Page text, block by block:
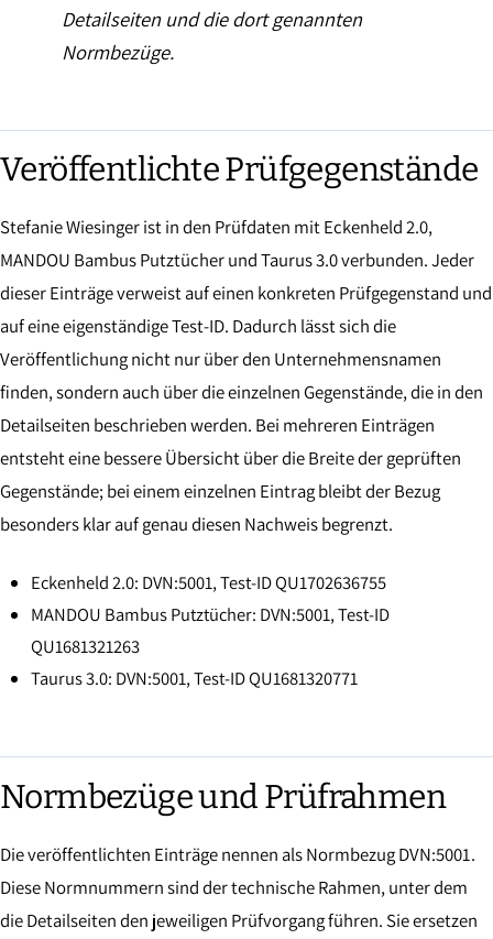
Detailseiten und die dort genannten
Normbezüge.
Veröffentlichte Prüfgegenstände
Stefanie Wiesinger ist in den Prüfdaten mit Eckenheld 2.0,
MANDOU Bambus Putztücher und Taurus 3.0 verbunden. Jeder
dieser Einträge verweist auf einen konkreten Prüfgegenstand und
auf eine eigenständige Test-ID. Dadurch lässt sich die
Veröffentlichung nicht nur über den Unternehmensnamen
finden, sondern auch über die einzelnen Gegenstände, die in den
Detailseiten beschrieben werden. Bei mehreren Einträgen
entsteht eine bessere Übersicht über die Breite der geprüften
Gegenstände; bei einem einzelnen Eintrag bleibt der Bezug
besonders klar auf genau diesen Nachweis begrenzt.
Eckenheld 2.0: DVN:5001, Test-ID QU1702636755
MANDOU Bambus Putztücher: DVN:5001, Test-ID
QU1681321263
Taurus 3.0: DVN:5001, Test-ID QU1681320771
Normbezüge und Prüfrahmen
Die veröffentlichten Einträge nennen als Normbezug DVN:5001.
Diese Normnummern sind der technische Rahmen, unter dem
die Detailseiten den jeweiligen Prüfvorgang führen. Sie ersetzen